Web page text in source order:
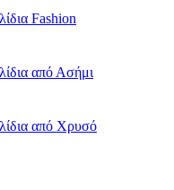
Fashion
από Ασήμι
από Χρυσό